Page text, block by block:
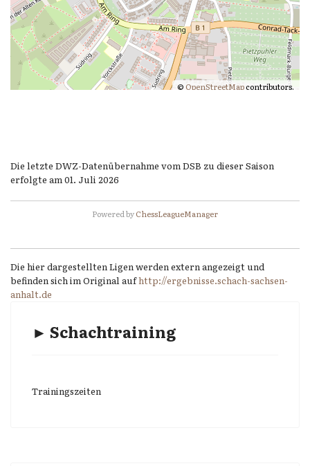
© OpenStreetMapcontributors.
Die letzte DWZ-Datenübernahme vom DSB zu dieser Saison
erfolgte am 01. Juli 2026
Powered byChessLeagueManager
Die hier dargestellten Ligen werden extern angezeigt und
befinden sich im Original aufhttp://ergebnisse.schach-sachsen-
anhalt.de
► Schachtraining
Trainingszeiten